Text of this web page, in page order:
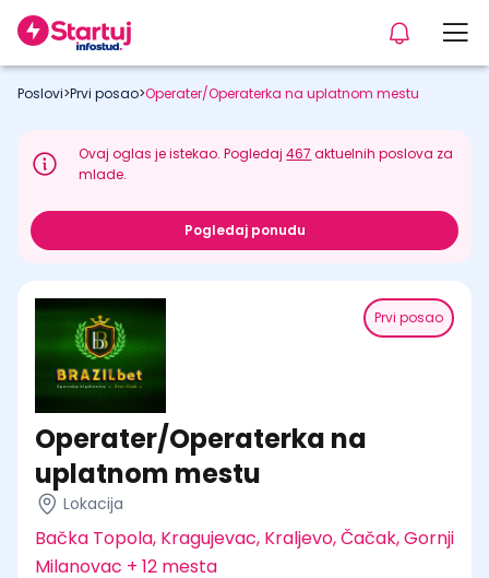
Poslovi>Prvi posao>Operater/Operaterka na uplatnom mestu
Ovaj oglas je istekao. Pogledaj467 aktuelnih poslova za
mlade.
Pogledaj ponudu
Prvi posao
Operater/Operaterka na
uplatnom mestu
Lokacija
Bačka Topola, Kragujevac, Kraljevo, Čačak, Gornji
Milanovac + 12 mesta